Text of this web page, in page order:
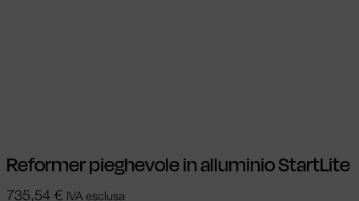
Reformer pieghevole in alluminio StartLite
735,54 € IVA esclusa